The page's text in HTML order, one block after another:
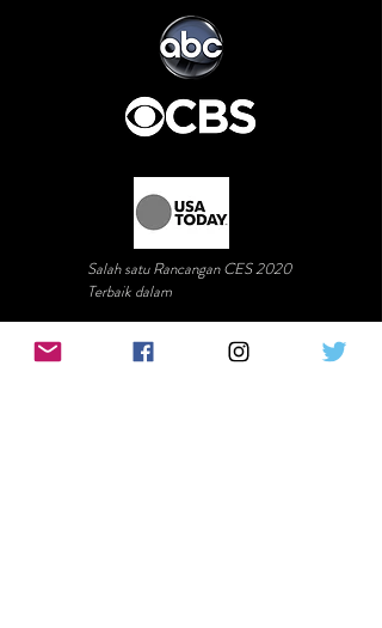
Salah satu Rancangan CES 2020
Terbaik dalam